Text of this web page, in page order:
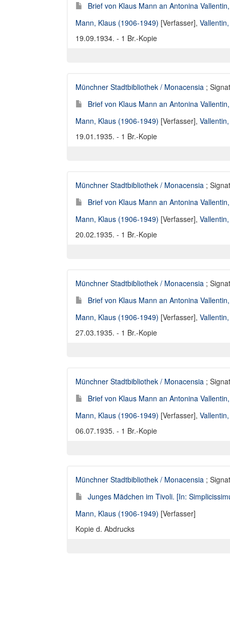
Brief von Klaus Mann an Antonina
Mann, Klaus (1906-1949) [Verfasser],
19.09.1934. - 1 Br.-Kopie
Münchner Stadtbibliothek / Monacensia ;
Brief von Klaus Mann an Antonina
Mann, Klaus (1906-1949) [Verfasser],
19.01.1935. - 1 Br.-Kopie
Münchner Stadtbibliothek / Monacensia ;
Brief von Klaus Mann an Antonina
Mann, Klaus (1906-1949) [Verfasser],
20.02.1935. - 1 Br.-Kopie
Münchner Stadtbibliothek / Monacensia ;
Brief von Klaus Mann an Antonina
Mann, Klaus (1906-1949) [Verfasser],
27.03.1935. - 1 Br.-Kopie
Münchner Stadtbibliothek / Monacensia ;
Brief von Klaus Mann an Antonina
Mann, Klaus (1906-1949) [Verfasser],
06.07.1935. - 1 Br.-Kopie
Münchner Stadtbibliothek / Monacensia ;
Junges Mädchen im Tivoli. [In:
Mann, Klaus (1906-1949) [Verfasser]
Kopie d. Abdrucks